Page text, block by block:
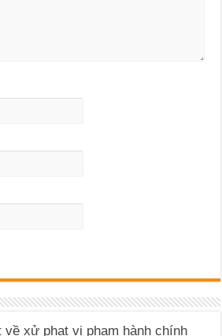
về xử phạt vi phạm hành chính